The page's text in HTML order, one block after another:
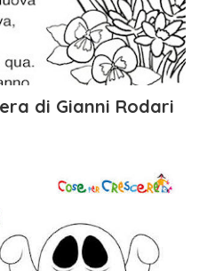
di Gianni Rodari